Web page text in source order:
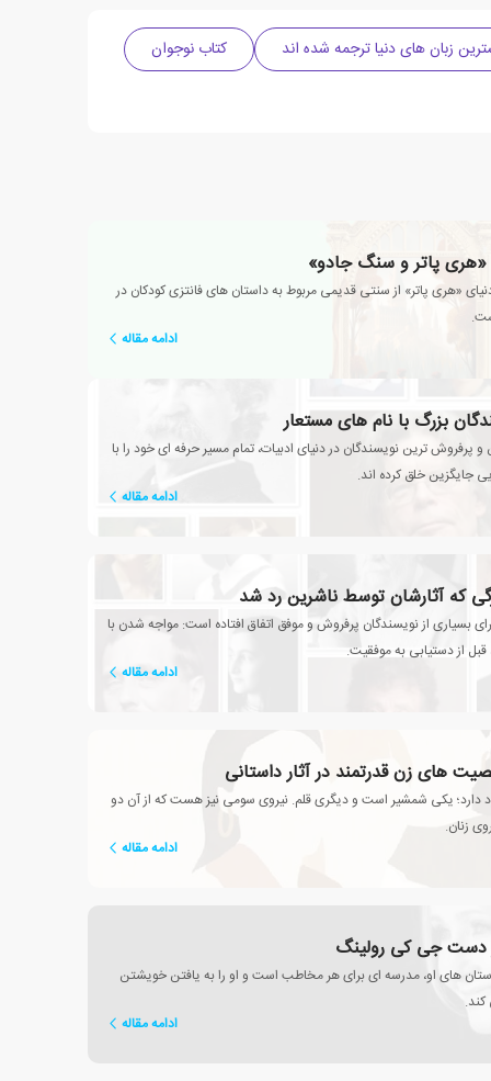
زبان های دنیا ترجمه شده اند
کتاب نوجوان
«هری پاتر و سنگ جادو»
«هری پاتر» از سنتی قدیمی مربوط به داستان های فانتزی کودکان در
ادامه مقاله
بزرگ با نام های مستعار
پرفروش ترین نویسندگان در دنیای ادبیات، تمام مسیر حرفه ای خود را با
جایگزین خلق کرده اند.
ادامه مقاله
که آثارشان توسط ناشرین رد شد
بسیاری از نویسندگان پرفروش و موفق اتفاق افتاده است: مواجه شدن با
از دستیابی به موفقیت.
ادامه مقاله
های زن قدرتمند در آثار داستانی
دارد؛ یکی شمشیر است و دیگری قلم. نیروی سومی نیز هست که از آن دو
زنان.
ادامه مقاله
دست جی کی رولینگ
های او، مدرسه ای برای هر مخاطب است و او را به یافتن خویشتن
ادامه مقاله